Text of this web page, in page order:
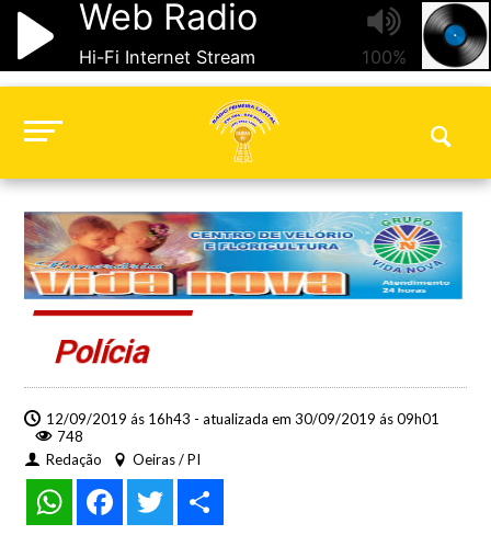
Polícia
12/09/2019 ás 16h43 - atualizada em 30/09/2019 ás 09h01
748
Redação
Oeiras / PI
WhatsAppFacebookTwitter